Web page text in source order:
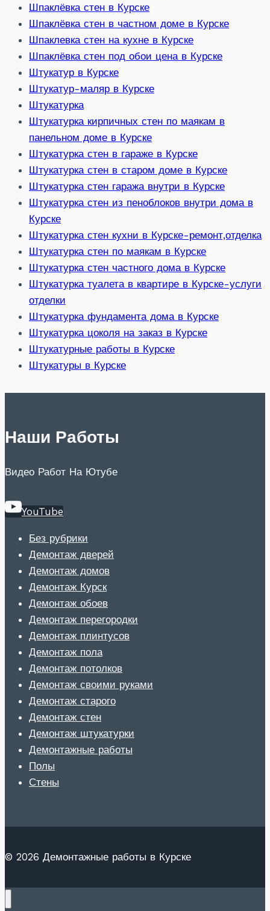
Шпаклёвка стен в Курске
Шпаклёвка стен в частном доме в Курске
Шпаклевка стен на кухне в Курске
Шпаклёвка стен под обои цена в Курске
Штукатур в Курске
Штукатур-маляр в Курске
Штукатурка
Штукатурка кирпичных стен по маякам в
панельном доме в Курске
Штукатурка стен в гараже в Курске
Штукатурка стен в старом доме в Курске
Штукатурка стен гаража внутри в Курске
Штукатурка стен из пеноблоков внутри дома в
Курске
Штукатурка стен кухни в Курске-ремонт,отделка
Штукатурка стен по маякам в Курске
Штукатурка стен частного дома в Курске
Штукатурка туалета в квартире в Курске-услуги
отделки
Штукатурка фундамента дома в Курске
Штукатурка цоколя на заказ в Курске
Штукатурные работы в Курске
Штукатуры в Курске
Наши Работы
Видео Работ На Ютубе
YouTube
Без рубрики
Демонтаж дверей
Демонтаж домов
Демонтаж Курск
Демонтаж обоев
Демонтаж перегородки
Демонтаж плинтусов
Демонтаж пола
Демонтаж потолков
Демонтаж своими руками
Демонтаж старого
Демонтаж стен
Демонтаж штукатурки
Демонтажные работы
Полы
Стены
© 2026 Демонтажные работы в Курске